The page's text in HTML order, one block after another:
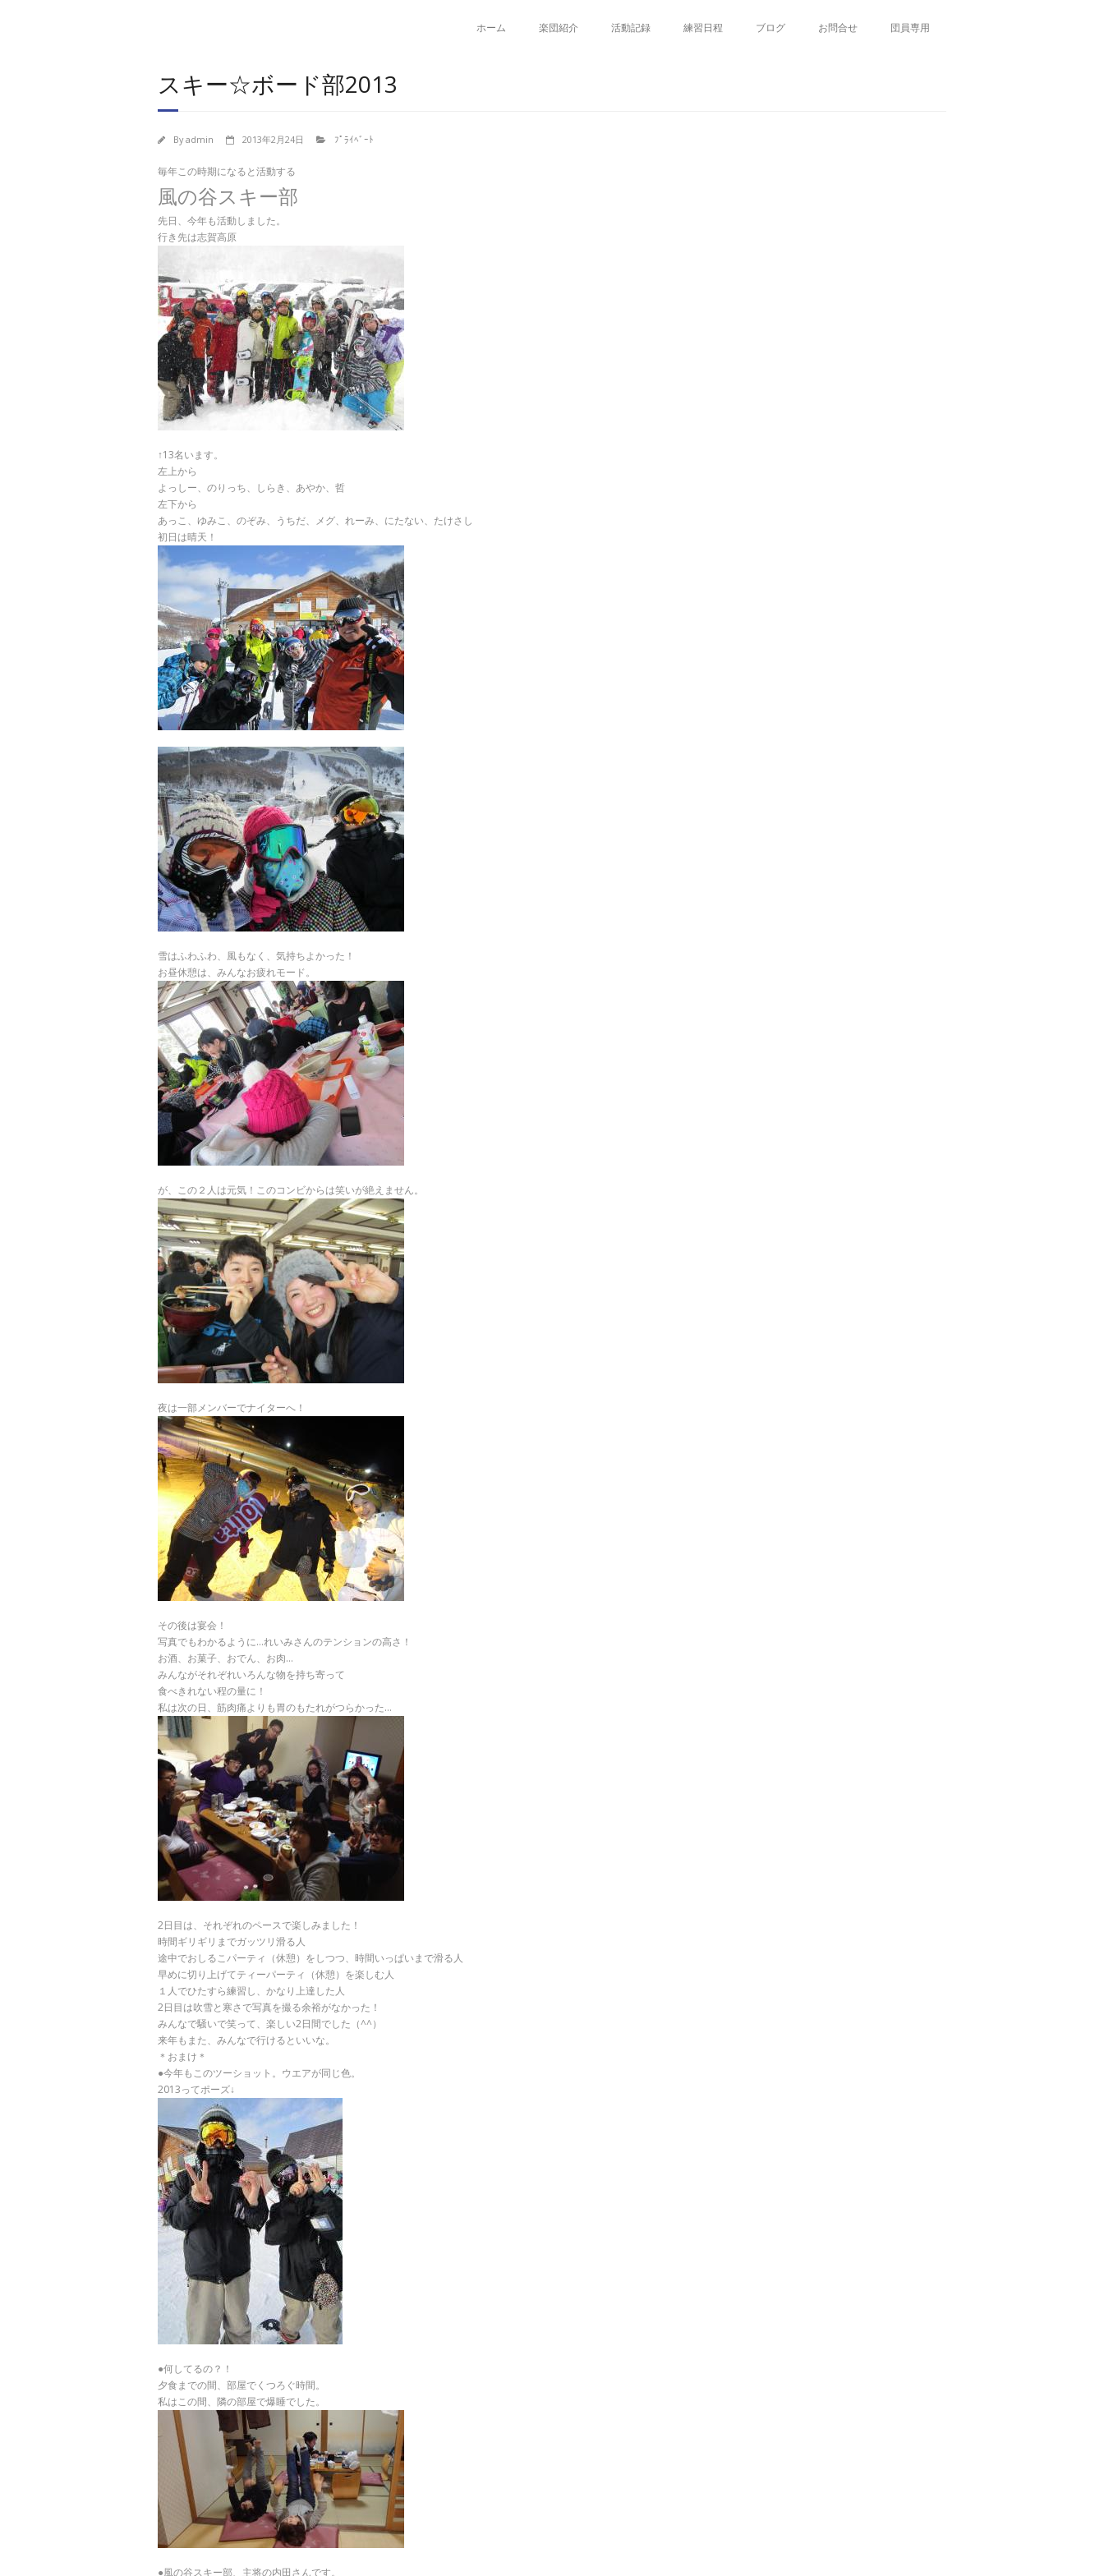
ホーム 楽団紹介 活動記録 練習日程 ブログ お問合せ 団員専用
スキー☆ボード部2013
Byadmin 2013年2月24日 ﾌﾟﾗｲﾍﾞｰﾄ
毎年この時期になると活動する
風の谷スキー部
先日、今年も活動しました。
行き先は志賀高原
↑13名います。
左上から
よっしー、のりっち、しらき、あやか、哲
左下から
あっこ、ゆみこ、のぞみ、うちだ、メグ、れーみ、にたない、たけさし
初日は晴天！
雪はふわふわ、風もなく、気持ちよかった！
お昼休憩は、みんなお疲れモード。
が、この２人は元気！このコンビからは笑いが絶えません。
夜は一部メンバーでナイターへ！
その後は宴会！
写真でもわかるように…れいみさんのテンションの高さ！
お酒、お菓子、おでん、お肉…
みんながそれぞれいろんな物を持ち寄って
食べきれない程の量に！
私は次の日、筋肉痛よりも胃のもたれがつらかった…
2日目は、それぞれのペースで楽しみました！
時間ギリギリまでガッツリ滑る人
途中でおしるこパーティ（休憩）をしつつ、時間いっぱいまで滑る人
早めに切り上げてティーパーティ（休憩）を楽しむ人
１人でひたすら練習し、かなり上達した人
2日目は吹雪と寒さで写真を撮る余裕がなかった！
みんなで騒いで笑って、楽しい2日間でした（^^）
来年もまた、みんなで行けるといいな。
＊おまけ＊
●今年もこのツーショット。ウエアが同じ色。
2013ってポーズ↓
●何してるの？！
夕食までの間、部屋でくつろぐ時間。
私はこの間、隣の部屋で爆睡でした。
●風の谷スキー部、主将の内田さんです。